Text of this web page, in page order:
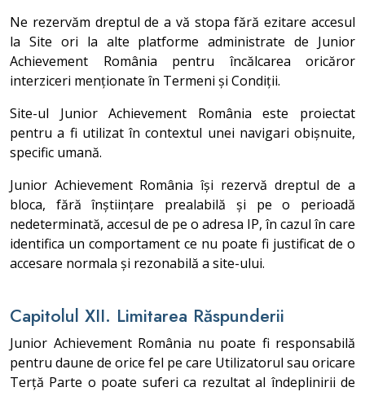
Ne rezervăm dreptul de a vă stopa fără ezitare accesul
la Site ori la alte platforme administrate de Junior
Achievement România pentru încălcarea oricăror
interziceri menționate în Termeni și Condiții.
Site-ul Junior Achievement România este proiectat
pentru a fi utilizat în contextul unei navigari obișnuite,
specific umană.
Junior Achievement România își rezervă dreptul de a
bloca, fără înștiințare prealabilă și pe o perioadă
nedeterminată, accesul de pe o adresa IP, în cazul în care
identifica un comportament ce nu poate fi justificat de o
accesare normala și rezonabilă a site-ului.
Capitolul XII. Limitarea Răspunderii
Junior Achievement România nu poate fi responsabilă
pentru daune de orice fel pe care Utilizatorul sau oricare
Terță Parte o poate suferi ca rezultat al îndeplinirii de